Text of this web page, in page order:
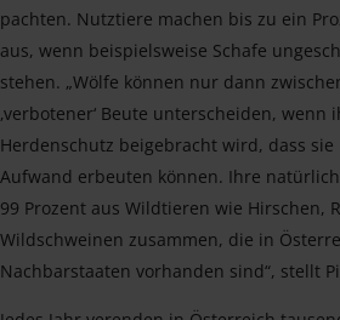
pachten. Nutztiere machen bis zu ein
aus, wenn beispielsweise Schafe
stehen. „Wölfe können nur dann
‚verbotener‘ Beute unterscheiden, wenn
Herdenschutz beigebracht wird, dass
Aufwand erbeuten können. Ihre
99 Prozent aus Wildtieren wie Hirschen,
Wildschweinen zusammen, die in
Nachbarstaaten vorhanden sind“, stellt